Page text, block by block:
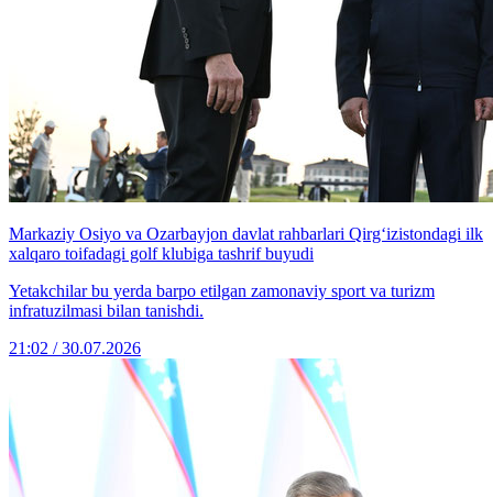
Markaziy Osiyo va Ozarbayjon davlat rahbarlari Qirg‘izistondagi ilk
xalqaro toifadagi golf klubiga tashrif buyudi
Yetakchilar bu yerda barpo etilgan zamonaviy sport va turizm
infratuzilmasi bilan tanishdi.
21:02 / 30.07.2026